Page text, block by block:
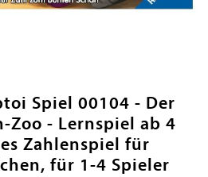
Spiel 00104 - Der
Zoo - Lernspiel ab 4
Zahlenspiel für
für 1-4 Spieler